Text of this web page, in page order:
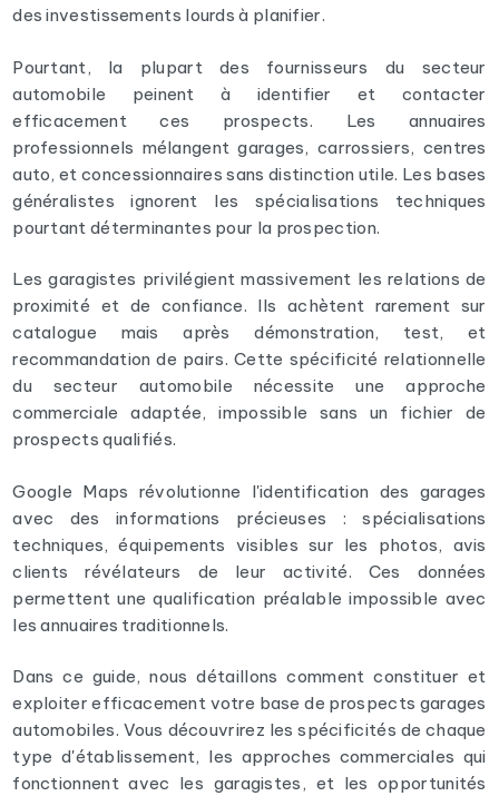
des investissements lourds à planifier.
Pourtant, la plupart des fournisseurs du secteur
automobile peinent à identifier et contacter
efficacement ces prospects. Les annuaires
professionnels mélangent garages, carrossiers, centres
auto, et concessionnaires sans distinction utile. Les bases
généralistes ignorent les spécialisations techniques
pourtant déterminantes pour la prospection.
Les garagistes privilégient massivement les relations de
proximité et de confiance. Ils achètent rarement sur
catalogue mais après démonstration, test, et
recommandation de pairs. Cette spécificité relationnelle
du secteur automobile nécessite une approche
commerciale adaptée, impossible sans un fichier de
prospects qualifiés.
Google Maps révolutionne l'identification des garages
avec des informations précieuses : spécialisations
techniques, équipements visibles sur les photos, avis
clients révélateurs de leur activité. Ces données
permettent une qualification préalable impossible avec
les annuaires traditionnels.
Dans ce guide, nous détaillons comment constituer et
exploiter efficacement votre base de prospects garages
automobiles. Vous découvrirez les spécificités de chaque
type d'établissement, les approches commerciales qui
fonctionnent avec les garagistes, et les opportunités